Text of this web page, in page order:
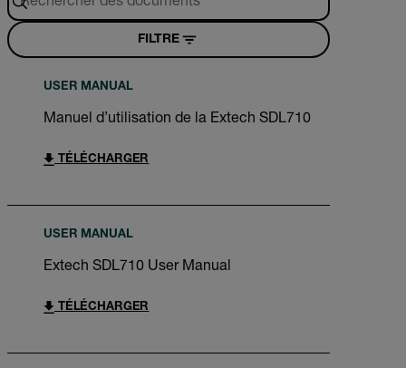
FILTRE
USER MANUAL
Manuel d’utilisation de la Extech SDL710
TÉLÉCHARGER
USER MANUAL
Extech SDL710 User Manual
TÉLÉCHARGER